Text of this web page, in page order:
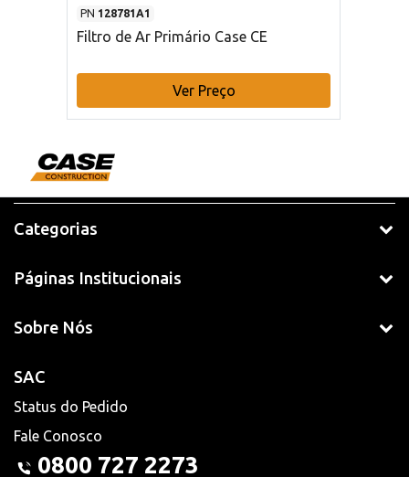
PN 128781A1
Filtro de Ar Primário Case CE
Ver Preço
Categorias
Páginas Institucionais
Sobre Nós
SAC
Status do Pedido
Fale Conosco
0800 727 2273